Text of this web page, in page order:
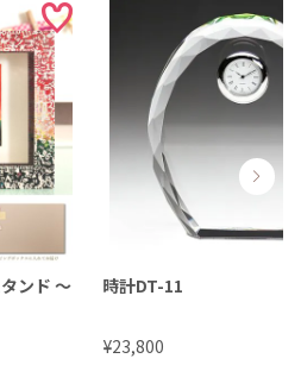
されたメッセージだけじゃな
、何気ない気持ち。
願いが心の架け橋となって、
心の贈り物です。
こり、二人だけの遊び心
ンド ～
時計DT-11
¥23,800